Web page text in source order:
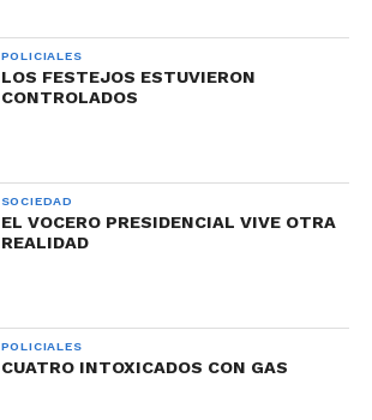
POLICIALES
LOS FESTEJOS ESTUVIERON
CONTROLADOS
SOCIEDAD
EL VOCERO PRESIDENCIAL VIVE OTRA
REALIDAD
POLICIALES
CUATRO INTOXICADOS CON GAS